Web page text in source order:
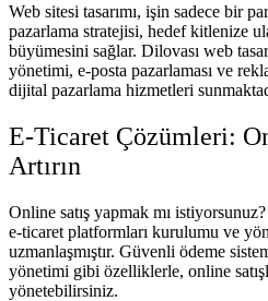
Web sitesi tasarımı, işin sadece bir
pazarlama stratejisi, hedef kitlenize
büyümesini sağlar. Dilovası web
yönetimi, e-posta pazarlaması ve
dijital pazarlama hizmetleri
E-Ticaret Çözümleri:
Artırın
Online satış yapmak mı
e-ticaret platformları kurulumu ve
uzmanlaşmıştır. Güvenli ödeme
yönetimi gibi özelliklerle, online
yönetebilirsiniz.